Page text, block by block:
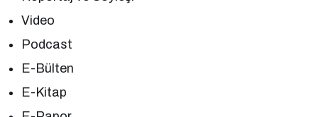
Video
Podcast
E-Bülten
E-Kitap